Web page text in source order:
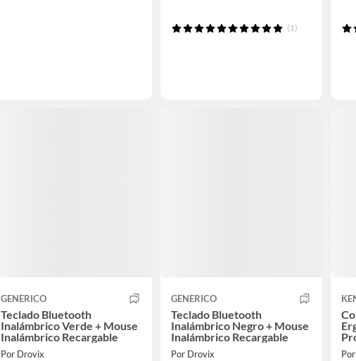
(1)
GENERICO
Teclado Bluetooth
Inalámbrico Verde + Mouse
Inalámbrico Recargable
Por Drovix
GENERICO
Teclado Bluetooth
Inalámbrico Negro + Mouse
Inalámbrico Recargable
Por Drovix